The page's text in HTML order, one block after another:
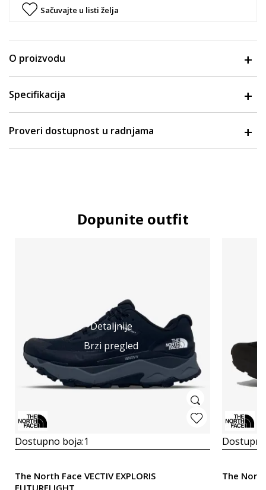
Sačuvajte u listi želja
O proizvodu
Specifikacija
Proveri dostupnost u radnjama
Dopunite outfit
Detaljnije
Brzi pregled
Dostupno boja:1
The North Face VECTIV EXPLORIS
The